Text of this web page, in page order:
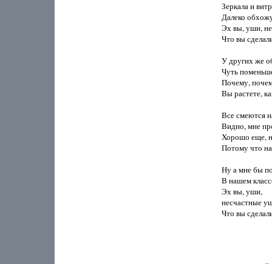
Зеркала и
Далеко
Эх вы, уши,
Что вы
У других же
Чуть
Почему,
Вы растете,
Все смеются
Видно, мне
Хорошо еще,
Потому что
Ну а мне бы
В нашем
Эх вы, уши,
несчастные
Что вы